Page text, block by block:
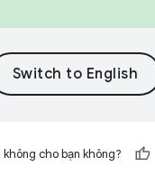
cho bạn không?